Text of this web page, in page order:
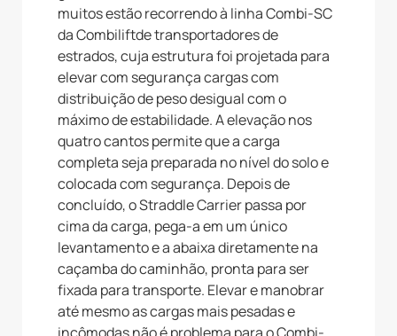
muitos estão recorrendo à linha Combi-SC
da Combiliftde transportadores de
estrados, cuja estrutura foi projetada para
elevar com segurança cargas com
distribuição de peso desigual com o
máximo de estabilidade. A elevação nos
quatro cantos permite que a carga
completa seja preparada no nível do solo e
colocada com segurança. Depois de
concluído, o Straddle Carrier passa por
cima da carga, pega-a em um único
levantamento e a abaixa diretamente na
caçamba do caminhão, pronta para ser
fixada para transporte. Elevar e manobrar
até mesmo as cargas mais pesadas e
incômodas não é problema para o Combi-